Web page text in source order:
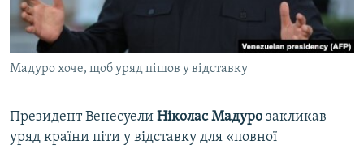
ВІДЕОУРОКИ «ELIFBE»
СВІДЧЕННЯ ОКУПАЦІЇ
УКРАЇНСЬКА ПРОБЛЕМА КРИМУ
Русский
Qırımtatar
Мадуро хоче, щоб уряд пішов у відставку
Президент Венесуели Ніколас Мадуро закликав
уряд країни піти у відставку для «повної